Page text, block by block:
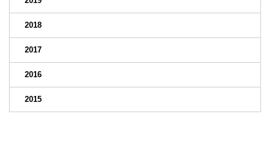
2018
2017
2016
2015